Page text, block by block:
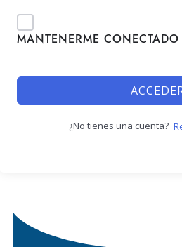
MANTENERME CONECTADO
¿No tienes una cuenta?